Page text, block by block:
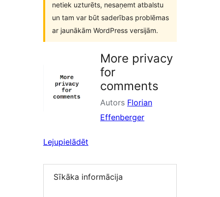
netiek uzturēts, nesaņemt atbalstu
un tam var būt saderības problēmas
ar jaunākām WordPress versijām.
More privacy
for
comments
Autors Florian
Effenberger
Lejupielādēt
Sīkāka informācija